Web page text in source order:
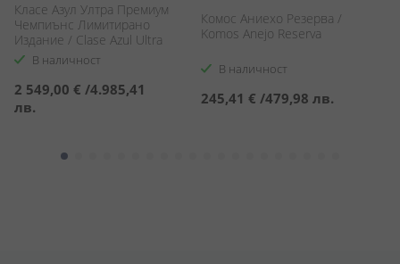
Класе Азул Ултра Премиум
Чемпиънс Лимитирано
Издание / Clase Azul Ultra
Premium Spirit of Champions
Limited Edition
В наличност
2 549,00 € /4.985,41
лв.
Комос Аниехо Резерва /
Komos Anejo Reserva
В наличност
245,41 € /479,98 лв.